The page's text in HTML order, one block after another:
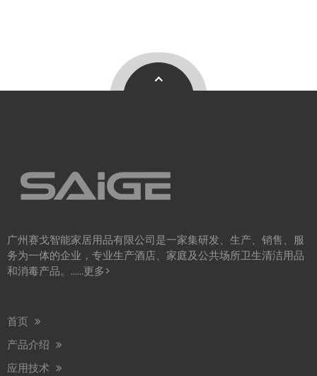
2026 年商业洗手间趋势 可持续发展
2026 年商业卫生间趋势以生态效率为中心，推动全球对可持续卫
赛格将参加2026年阿姆斯特丹Interclean展会
我们很高兴地通知您，我们将参加 2026 年 4 月 14 日至 17 日举行
广州赛戈智能家居用品有限公司是一家集研发、生产、销售、服
务为一体的企业，专业生产酒店、家庭及公共场所卫生清洁用品
和消毒产品。……更多>
首页
产品介绍
应用技术